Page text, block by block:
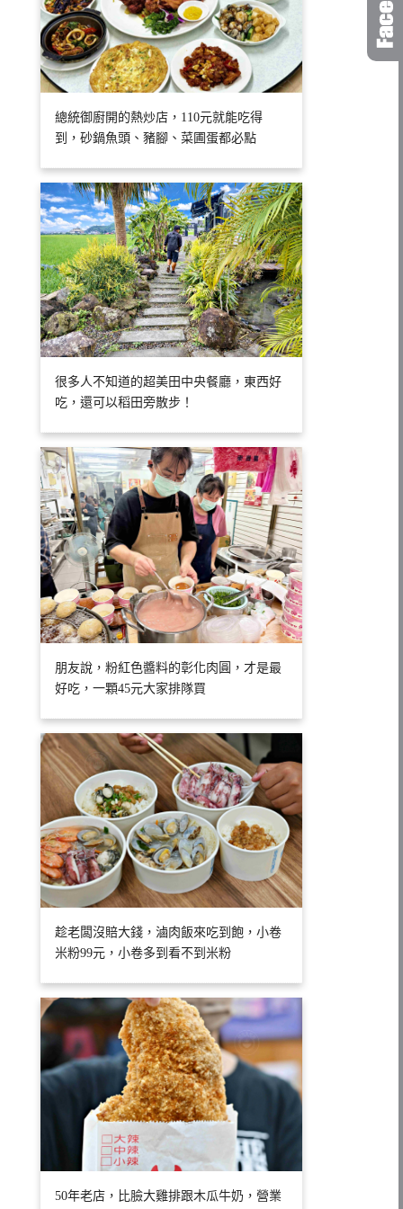
總統御廚開的熱炒店，110元就能吃得
到，砂鍋魚頭、豬腳、菜圃蛋都必點
很多人不知道的超美田中央餐廳，東西好
吃，還可以稻田旁散步！
朋友說，粉紅色醬料的彰化肉圓，才是最
好吃，一顆45元大家排隊買
趁老闆沒賠大錢，滷肉飯來吃到飽，小卷
米粉99元，小卷多到看不到米粉
50年老店，比臉大雞排跟木瓜牛奶，營業